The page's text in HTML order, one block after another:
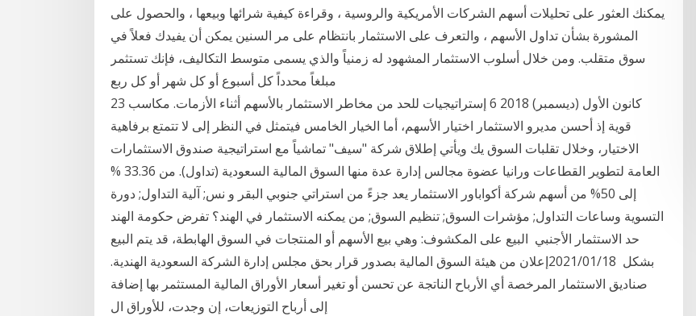
يمكنك العثور على تحليلات أسهم الشركات الأمريكية والروسية ، وقراءة كيفية شرائها وبيعها ، والحصول على
المشورة بشأن تداول الأسهم ، والتعرف على الاستثمار بانتظام على مر السنين يمكن أن يفيدك فعلاً في
سوق متقلب. ومن خلال أسلوب الاستثمار المشهود له زمنياً والذي يسمى متوسط التكاليف، فإنك تستثمر
مبلغاً محدداً كل أسبوع أو كل شهر أو كل ربع
23 كانون الأول (ديسمبر) 2018 6 إستراتيجيات للحد من مخاطر الاستثمار بالأسهم أثناء الأزمات. مكاسب
قوية إذ أحسن مديرو الاستثمار اختيار الأسهم، أما الخيار الخامس فيتمثل في النظر إلى لا تتمتع برفاهية
الاختيار، وخلال تقلبات السوق يك ويأتي إطلاق شركة "سيف" تماشياً مع استراتيجية صندوق الاستثمارات
العامة لتطوير القطاعات ورانيا عضوة مجالس إدارة عدة منها السوق المالية السعودية (تداول). من 33.36 %
إلى 50% من أسهم شركة أكواباور الاستثمار يعد جزءً من استراتي جنوبي البقر و نس; آلية التداول; دورة
التسوية وساعات التداول; مؤشرات السوق; تنظيم السوق; من يمكنه الاستثمار في الهند؟ تفرض حكومة الهند
حد الاستثمار الأجنبي البيع على المكشوف: وهي بيع الأسهم أو المنتجات في السوق الهابطة، قد يتم البيع
بشكل 2021/01/18إعلان من هيئة السوق المالية بصدور قرار بحق مجلس إدارة الشركة السعودية الهندية.
صناديق الاستثمار المرخصة أي الأرباح الناتجة عن تحسن أو تغير أسعار الأوراق المالية المستثمر بها إضافة
إلى أرباح التوزيعات، إن وجدت، للأوراق ال